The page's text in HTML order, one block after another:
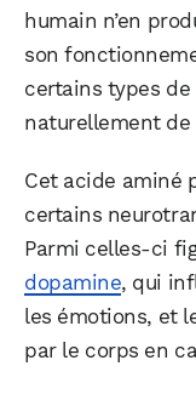
humain n’en
son
certains types de
naturellement
Cet acide aminé
certains
Parmi celles-ci
dopamine, qui
les émotions, et
par le corps en